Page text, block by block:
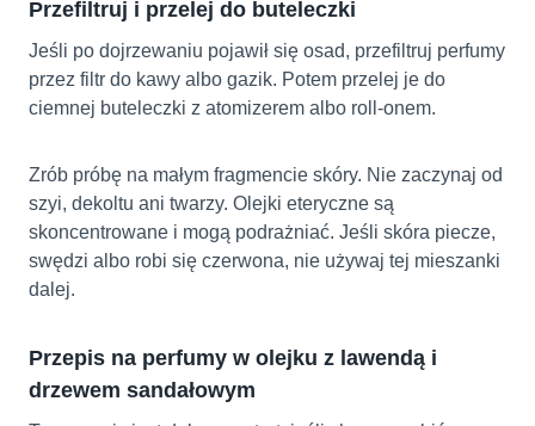
Przefiltruj i przelej do buteleczki
Jeśli po dojrzewaniu pojawił się osad, przefiltruj perfumy
przez filtr do kawy albo gazik. Potem przelej je do
ciemnej buteleczki z atomizerem albo roll-onem.
Zrób próbę na małym fragmencie skóry. Nie zaczynaj od
szyi, dekoltu ani twarzy. Olejki eteryczne są
skoncentrowane i mogą podrażniać. Jeśli skóra piecze,
swędzi albo robi się czerwona, nie używaj tej mieszanki
dalej.
Przepis na perfumy w olejku z lawendą i
drzewem sandałowym